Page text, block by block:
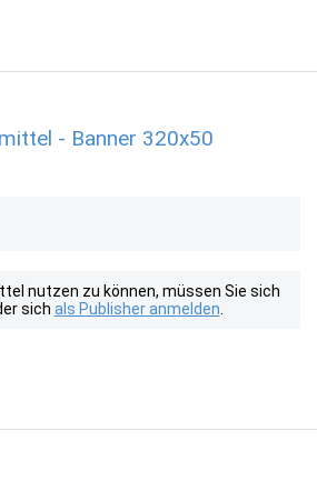
- Banner 320x50
nutzen zu können, müssen Sie sich
sich als Publisher anmelden